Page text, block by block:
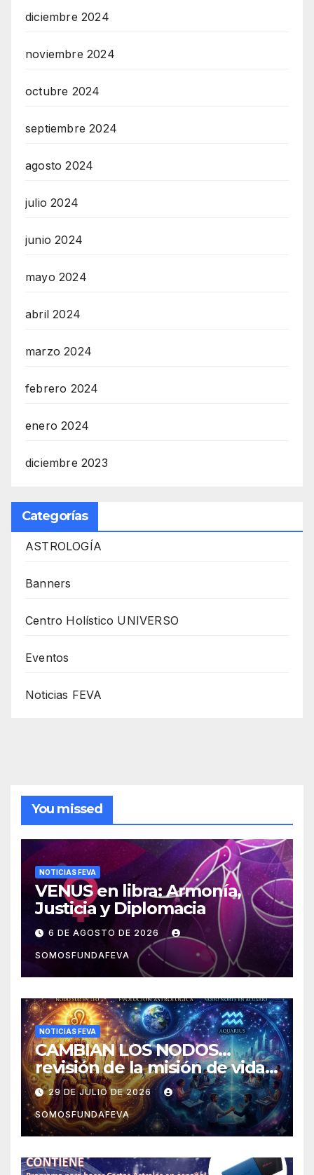
diciembre 2024
noviembre 2024
octubre 2024
septiembre 2024
agosto 2024
julio 2024
junio 2024
mayo 2024
abril 2024
marzo 2024
febrero 2024
enero 2024
diciembre 2023
Categorías
ASTROLOGÍA
Banners
Centro Holístico UNIVERSO
Eventos
Noticias FEVA
You missed
NOTICIAS FEVA
VENUS en libra: Armonía,
Justicia y Diplomacia
6 DE AGOSTO DE 2026
SOMOSFUNDAFEVA
NOTICIAS FEVA
CAMBIAN LOS NODOS…
revisión de la misión de vida y
experiencias
29 DE JULIO DE 2026
SOMOSFUNDAFEVA